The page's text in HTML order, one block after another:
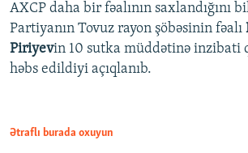
AXCP daha bir fəalının saxlandığını
Partiyanın Tovuz rayon şöbəsinin fəalı
Piriyevin 10 sutka müddətinə inzibati
həbs edildiyi açıqlanıb.
Ətraflı burada oxuyun